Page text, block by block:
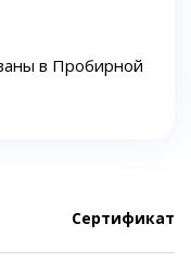
в Пробирной
Сертификат